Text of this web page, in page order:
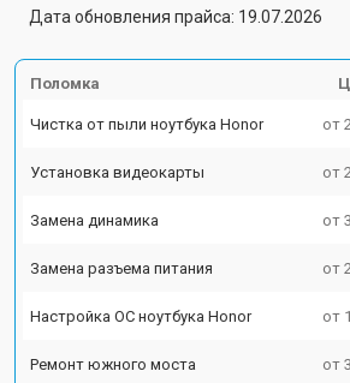
Дата обновления прайса: 19.07.2026
Поломка
Чистка от пыли ноутбука Honor от
Установка видеокарты от
Замена динамика от
Замена разъема питания от
Настройка ОС ноутбука Honor от
Ремонт южного моста от